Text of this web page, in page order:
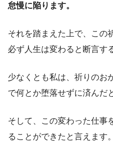
怠慢に陥ります。
それを踏まえた上で、この
必ず人生は変わると断言す
少なくとも私は、祈りのお
で何とか堕落せずに済んだ
そして、この変わった仕事
ることができたと言えます。